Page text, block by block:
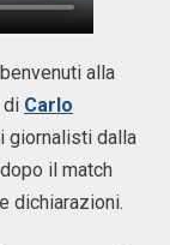
alla
di Carlo
giornalisti dalla
dopo il match
dichiarazioni.